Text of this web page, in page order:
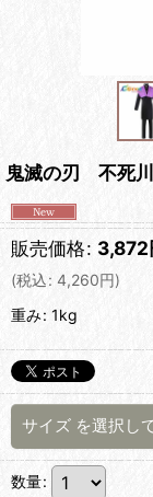
鬼滅の刃 不死
販売価格: 3,872
(税込: 4,260円)
重み: 1kg
サイズ を選択し
数量: